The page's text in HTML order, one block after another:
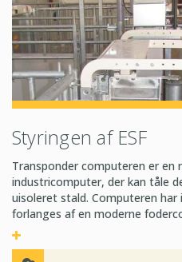
Styringen af ESF
Transponder computeren er
industricomputer, der kan tåle
uisoleret stald. Computeren
forlanges af en moderne